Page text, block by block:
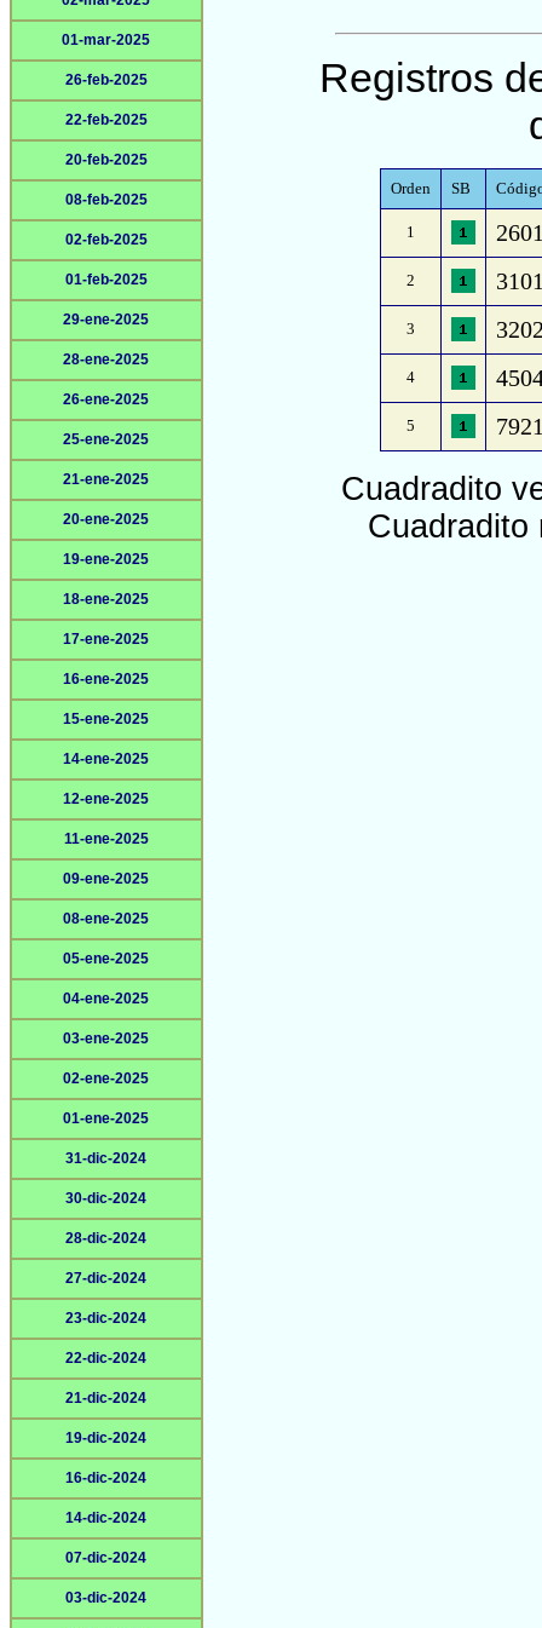
01-mar-2025
26-feb-2025
22-feb-2025
20-feb-2025
08-feb-2025
02-feb-2025
01-feb-2025
29-ene-2025
28-ene-2025
26-ene-2025
25-ene-2025
21-ene-2025
20-ene-2025
19-ene-2025
18-ene-2025
17-ene-2025
16-ene-2025
15-ene-2025
14-ene-2025
12-ene-2025
11-ene-2025
09-ene-2025
08-ene-2025
05-ene-2025
04-ene-2025
03-ene-2025
02-ene-2025
01-ene-2025
31-dic-2024
30-dic-2024
28-dic-2024
27-dic-2024
23-dic-2024
22-dic-2024
21-dic-2024
19-dic-2024
16-dic-2024
14-dic-2024
07-dic-2024
03-dic-2024
Registros
Orden SB
1
2
3
4
5
Cuadradito
Cuadradito